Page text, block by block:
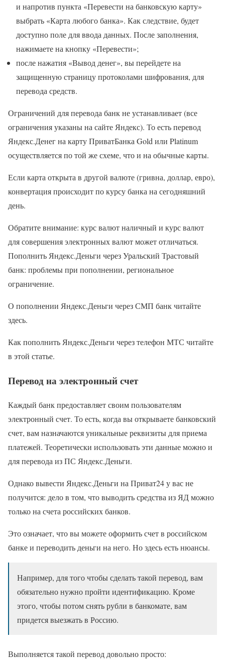
и напротив пункта «Перевести на банковскую карту»
выбрать «Карта любого банка». Как следствие, будет
доступно поле для ввода данных. После заполнения,
нажимаете на кнопку «Перевести»;
после нажатия «Вывод денег», вы перейдете на
защищенную страницу протоколами шифрования, для
перевода средств.
Ограничений для перевода банк не устанавливает (все
ограничения указаны на сайте Яндекс). То есть перевод
Яндекс.Денег на карту ПриватБанка Gold или Platinum
осуществляется по той же схеме, что и на обычные карты.
Если карта открыта в другой валюте (гривна, доллар, евро),
конвертация происходит по курсу банка на сегодняшний
день.
Обратите внимание: курс валют наличный и курс валют
для совершения электронных валют может отличаться.
Пополнить Яндекс.Деньги через Уральский Трастовый
банк: проблемы при пополнении, региональное
ограничение.
О пополнении Яндекс.Деньги через СМП банк читайте
здесь.
Как пополнить Яндекс.Деньги через телефон МТС читайте
в этой статье.
Перевод на электронный счет
Каждый банк предоставляет своим пользователям
электронный счет. То есть, когда вы открываете банковский
счет, вам назначаются уникальные реквизиты для приема
платежей. Теоретически использовать эти данные можно и
для перевода из ПС Яндекс.Деньги.
Однако вывести Яндекс.Деньги на Приват24 у вас не
получится: дело в том, что выводить средства из ЯД можно
только на счета российских банков.
Это означает, что вы можете оформить счет в российском
банке и переводить деньги на него. Но здесь есть нюансы.
Например, для того чтобы сделать такой перевод, вам
обязательно нужно пройти идентификацию. Кроме
этого, чтобы потом снять рубли в банкомате, вам
придется выезжать в Россию.
Выполняется такой перевод довольно просто: